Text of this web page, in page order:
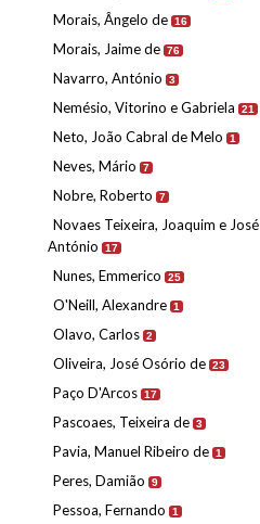
Morais, Ângelo de 16
Morais, Jaime de 76
Navarro, António 3
Nemésio, Vitorino e Gabriela 21
Neto, João Cabral de Melo 1
Neves, Mário 7
Nobre, Roberto 7
Novaes Teixeira, Joaquim e José
António
17
Nunes, Emmerico 25
O'Neill, Alexandre 1
Olavo, Carlos 2
Oliveira, José Osório de 23
Paço D'Arcos 17
Pascoaes, Teixeira de 3
Pavia, Manuel Ribeiro de 1
Peres, Damião 9
Pessoa, Fernando 1